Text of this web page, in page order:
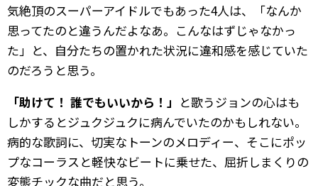
気絶頂のスーパーアイドルでもあった4人は、「なんか
思ってたのと違うんだよなあ。こんなはずじゃなかっ
た」と、自分たちの置かれた状況に違和感を感じていた
のだろうと思う。
「助けて！ 誰でもいいから！」 と歌うジョンの心はも
しかするとジュクジュクに病んでいたのかもしれない。
病的な歌詞に、切実なトーンのメロディー、そこにポッ
プなコーラスと軽快なビートに乗せた、屈折しまくりの
変態チックな曲だと思う。